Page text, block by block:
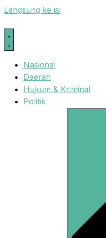
Langsung ke isi
Nasional
Daerah
Hukum & Kriminal
Politik